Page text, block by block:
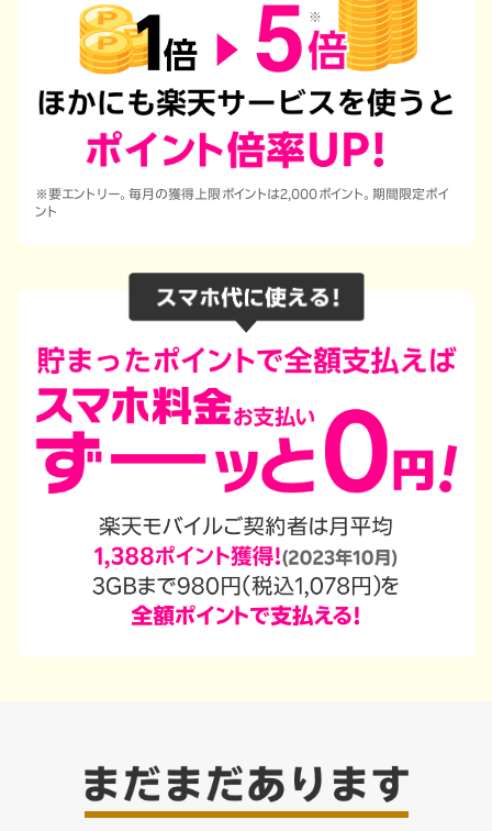
※要エントリー。毎月の獲得上限ポイントは2,000ポイント。期間限定ポイ
ント